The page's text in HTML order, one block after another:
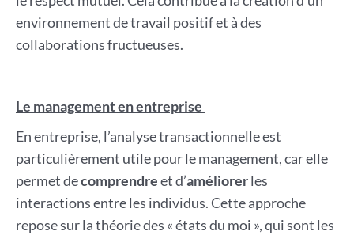
environnement de travail positif et à des
collaborations fructueuses.
Le management en entreprise
En entreprise, l’analyse transactionnelle est
particulièrement utile pour le management, car elle
permet decomprendreet d’améliorerles
interactions entre les individus. Cette approche
repose sur la théorie des « états du moi », qui sont les